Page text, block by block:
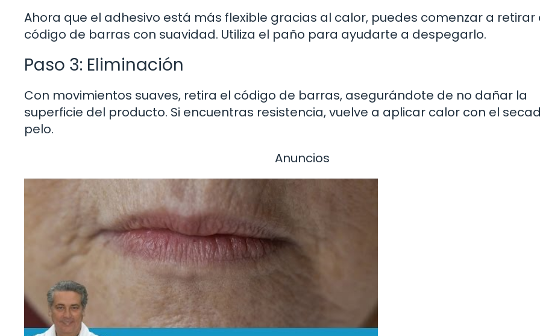
Ahora que el adhesivo está más flexible gracias al calor, puedes comenzar a retirar
código de barras con suavidad. Utiliza el paño para ayudarte a despegarlo.
Paso 3: Eliminación
Con movimientos suaves, retira el código de barras, asegurándote de no dañar la
superficie del producto. Si encuentras resistencia, vuelve a aplicar calor con el
pelo.
Anuncios